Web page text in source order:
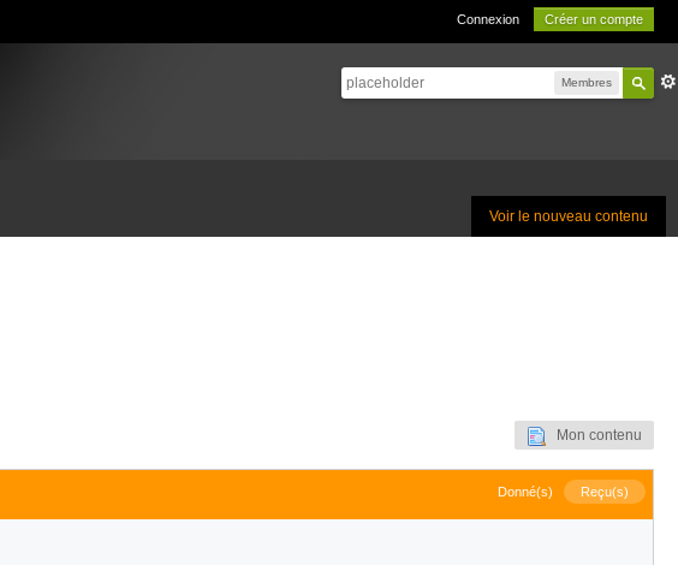
Connexion Créer un compte
Membres
Voir le nouveau contenu
Mon contenu
Donné(s) Reçu(s)